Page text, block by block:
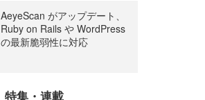
AeyeScan がアップデート、
Ruby on Rails や WordPress
の最新脆弱性に対応
特集・連載